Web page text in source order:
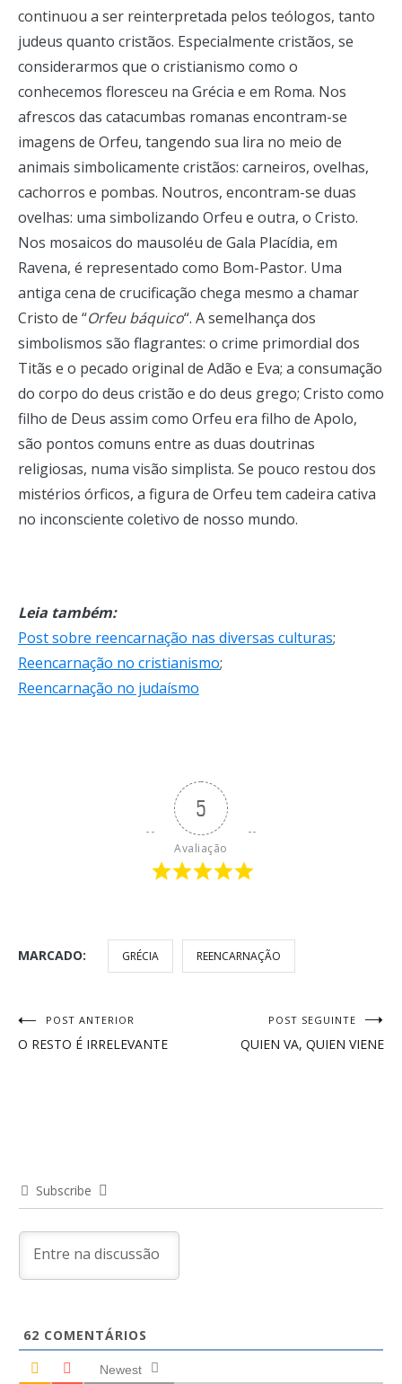
continuou a ser reinterpretada pelos teólogos, tanto
judeus quanto cristãos. Especialmente cristãos, se
considerarmos que o cristianismo como o
conhecemos floresceu na Grécia e em Roma. Nos
afrescos das catacumbas romanas encontram-se
imagens de Orfeu, tangendo sua lira no meio de
animais simbolicamente cristãos: carneiros, ovelhas,
cachorros e pombas. Noutros, encontram-se duas
ovelhas: uma simbolizando Orfeu e outra, o Cristo.
Nos mosaicos do mausoléu de Gala Placídia, em
Ravena, é representado como Bom-Pastor. Uma
antiga cena de crucificação chega mesmo a chamar
Cristo de “Orfeu báquico“. A semelhança dos
simbolismos são flagrantes: o crime primordial dos
Titãs e o pecado original de Adão e Eva; a consumação
do corpo do deus cristão e do deus grego; Cristo como
filho de Deus assim como Orfeu era filho de Apolo,
são pontos comuns entre as duas doutrinas
religiosas, numa visão simplista. Se pouco restou dos
mistérios órficos, a figura de Orfeu tem cadeira cativa
no inconsciente coletivo de nosso mundo.
Leia também:
Post sobre reencarnação nas diversas culturas;
Reencarnação no cristianismo;
Reencarnação no judaísmo
5
Avaliação
MARCADO: GRÉCIA REENCARNAÇÃO
Navegação
de
POST ANTERIOR
O RESTO É IRRELEVANTE
POST SEGUINTE
QUIEN VA, QUIEN VIENE
Subscribe
62 COMENTÁRIOS
Newest